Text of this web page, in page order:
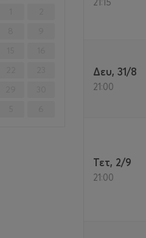
21:15
Δευ, 31/8
21:00
Τετ, 2/9
21:00